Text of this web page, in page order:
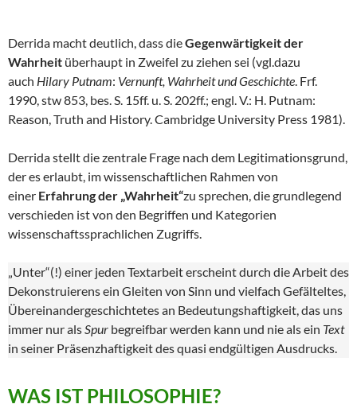
Derrida macht deutlich, dass dieGegenwärtigkeit der
Wahrheit überhaupt in Zweifel zu ziehen sei (vgl.dazu
auch Hilary Putnam: Vernunft, Wahrheit und Geschichte. Frf.
1990, stw 853, bes. S. 15ff. u. S. 202ff.; engl. V.: H. Putnam:
Reason, Truth and History. Cambridge University Press 1981).
Derrida stellt die zentrale Frage nach dem Legitimationsgrund,
der es erlaubt, im wissenschaftlichen Rahmen von
einer Erfahrung der „Wahrheit“zu sprechen, die grundlegend
verschieden ist von den Begriffen und Kategorien
wissenschaftssprachlichen Zugriffs.
„Unter“(!) einer jeden Textarbeit erscheint durch die Arbeit des
Dekonstruierens ein Gleiten von Sinn und vielfach Gefälteltes,
Übereinandergeschichtetes an Bedeutungshaftigkeit, das uns
immer nur alsSpur begreifbar werden kann und nie als ein Text
in seiner Präsenzhaftigkeit des quasi endgültigen Ausdrucks.
WAS IST PHILOSOPHIE?